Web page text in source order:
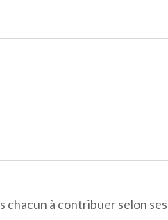
à contribuer selon